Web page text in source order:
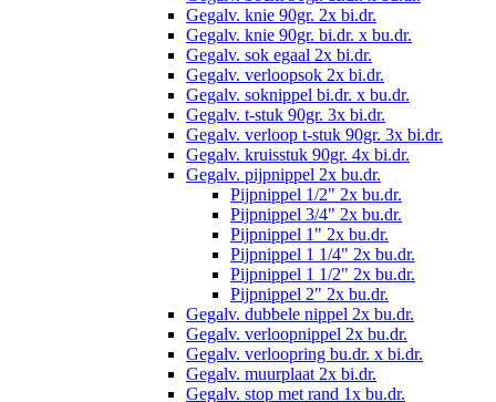
Gegalv. knie 90gr. 2x bi.dr.
Gegalv. knie 90gr. bi.dr. x bu.dr.
Gegalv. sok egaal 2x bi.dr.
Gegalv. verloopsok 2x bi.dr.
Gegalv. soknippel bi.dr. x bu.dr.
Gegalv. t-stuk 90gr. 3x bi.dr.
Gegalv. verloop t-stuk 90gr. 3x bi.dr.
Gegalv. kruisstuk 90gr. 4x bi.dr.
Gegalv. pijpnippel 2x bu.dr.
Pijpnippel 1/2" 2x bu.dr.
Pijpnippel 3/4" 2x bu.dr.
Pijpnippel 1" 2x bu.dr.
Pijpnippel 1 1/4" 2x bu.dr.
Pijpnippel 1 1/2" 2x bu.dr.
Pijpnippel 2" 2x bu.dr.
Gegalv. dubbele nippel 2x bu.dr.
Gegalv. verloopnippel 2x bu.dr.
Gegalv. verloopring bu.dr. x bi.dr.
Gegalv. muurplaat 2x bi.dr.
Gegalv. stop met rand 1x bu.dr.